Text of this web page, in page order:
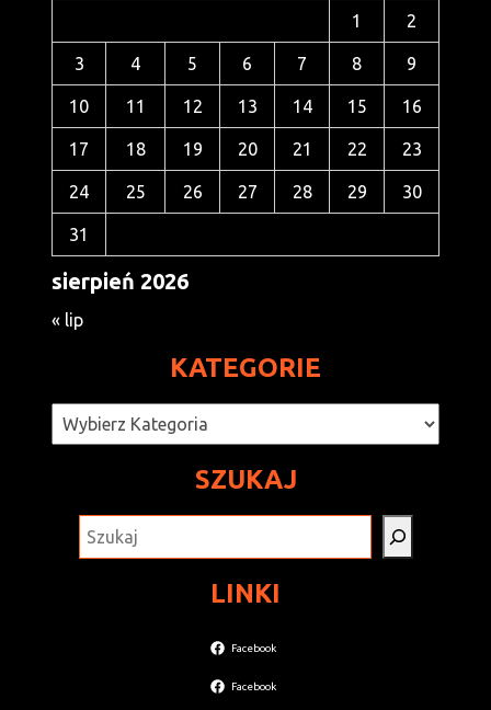
sierpień 2026
1 2
3 4 5 6 7 8 9
10 11 12 13 14 15 16
17 18 19 20 21 22 23
24 25 26 27 28 29 30
31
« lip
KATEGORIE
Kategorie
SZUKAJ
LINKI
Facebook
Facebook